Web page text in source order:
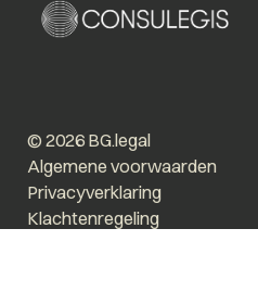
© 2026 BG.legal
Algemene voorwaarden
Privacyverklaring
Klachtenregeling